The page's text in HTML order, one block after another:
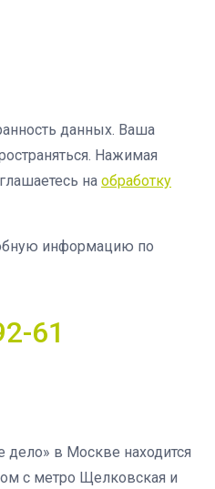
данных. Ваша
Нажимая
на обработку
информацию по
61
в Москве находится
с метро Щелковская и